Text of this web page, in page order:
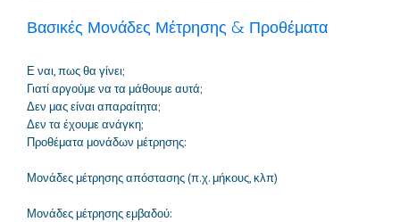
Βασικές Μονάδες Μέτρησης & Προθέματα
Ε ναι, πως θα γίνει;
Γιατί αργούμε να τα μάθουμε αυτά;
Δεν μας είναι απαραίτητα;
Δεν τα έχουμε ανάγκη;
Προθέματα μονάδων μέτρησης:
Μονάδες μέτρησης απόστασης (π.χ. μήκους, κλπ)
Μονάδες μέτρησης εμβαδού: